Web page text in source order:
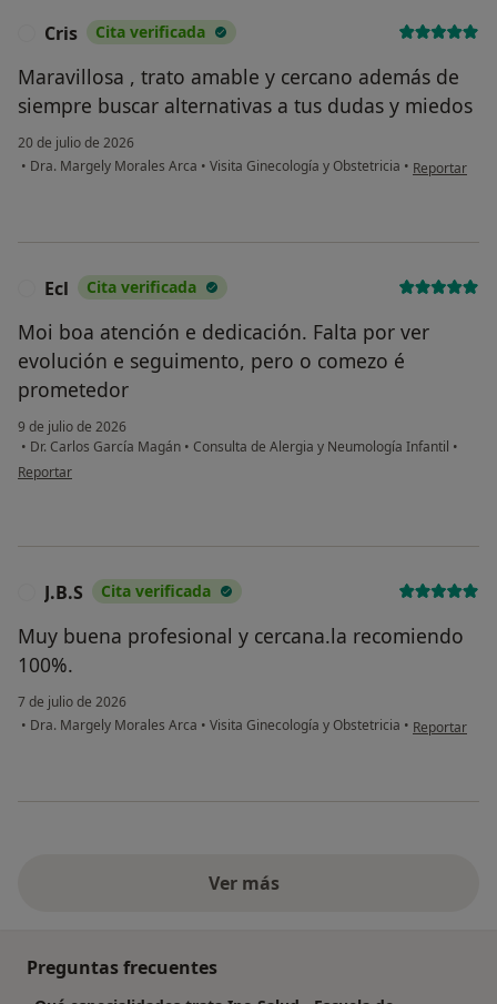
Cris Cita verificada
Maravillosa , trato amable y cercano además de
siempre buscar alternativas a tus dudas y miedos
20 de julio de 2026
• Dra. Margely Morales Arca • Visita Ginecología y Obstetricia • en opinión
Reportar
Ecl Cita verificada
Moi boa atención e dedicación. Falta por ver
evolución e seguimento, pero o comezo é
prometedor
9 de julio de 2026
• Dr. Carlos García Magán • Consulta de Alergia y Neumología Infantil •
en opinión del usuario Ecl
Reportar
J.B.S Cita verificada
Muy buena profesional y cercana.la recomiendo
100%.
7 de julio de 2026
• Dra. Margely Morales Arca • Visita Ginecología y Obstetricia • en opinión
Reportar
Ver más
Preguntas frecuentes